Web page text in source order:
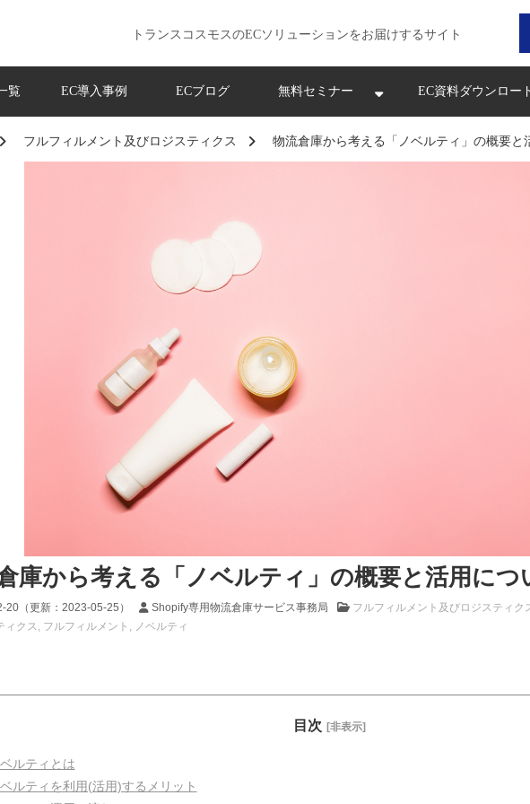
トランスコスモスのECソリューションをお届けするサイト
覧 EC導入事例 ECブログ 無料セミナー EC資料ダウンロー
フルフィルメント及びロジスティクス 物流倉庫から考える「ノベルティ」の概要と
庫から考える「ノベルティ」の概要と活用につ
20（更新： 2023-05-25 ） Shopify専用物流倉庫サービス事務局
フルフィルメント及びロジスティク
ィクス
フルフィルメント ノベルティ
目次 [非表示]
ルティとは
ベルティを利用(活用)するメリット